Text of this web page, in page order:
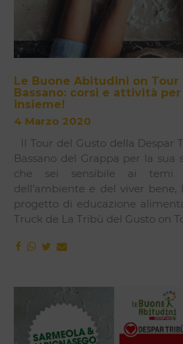
Le Buone Abitudini on Tour
Bassano: corsi e attività
insieme!
4 Marzo 2020
Il Tour del Gusto della Despar
Bassano del Grappa per la sua
che sei sensibile ai temi
dell’ambiente e del viver bene,
progetto di educazione
Truck de La Tribù del Gusto on